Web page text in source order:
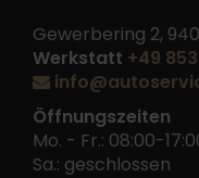
Gewerbering 2,
Werkstatt +49
Öffnungszeiten
Mo. - Fr.: 08:00-
Sa.: geschlossen